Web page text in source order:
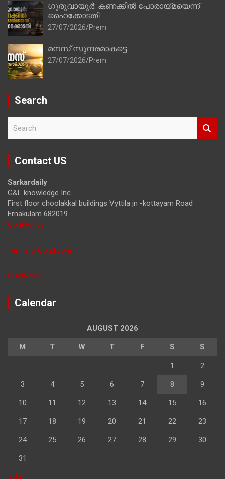
ഗുരുവായൂർ: കണക്കിൽ പോരായ്മയെന്ന്
ഹൈക്കോടതി
27/07/2026 Prem
മനസ് സുന്ദരമാകട്ടെ
27/07/2026 Prem
Search
r
Contact US
Sarkardaily
G&L knowledge Inc.
First floor choolakkal buildings Vyttila jn -kottayam Road
Ernakulam 682019
Contact us
Terms & Conditions
Disclaimer
Calendar
AUGUST 2026
M T W T F S S
1 2
3 4 5 6 7 8 9
10 11 12 13 14 15 16
17 18 19 20 21 22 23
24 25 26 27 28 29 30
31
« Jul